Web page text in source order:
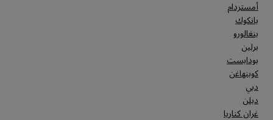
أمستردام
بانكوك
بنغالورو
برلين
بودابست
كوبنهاغن
دبي
دبلن
غران كناريا